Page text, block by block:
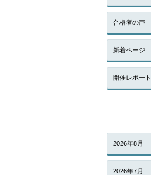
合格者の声
新着ページ
開催レポート
2026年8月
2026年7月